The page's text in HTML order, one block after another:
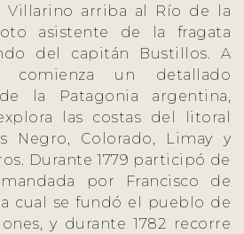
Villarino arriba al Río de la
asistente de la fragata
del capitán Bustillos. A
un detallado
la Patagonia argentina,
las costas del litoral
Negro, Colorado, Limay y
Durante 1779 participó de
por Francisco de
cual se fundó el pueblo de
y durante 1782 recorre